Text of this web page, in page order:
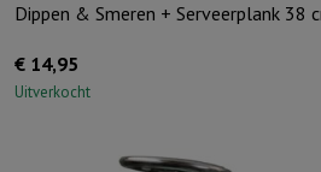
Dippen & Smeren + Serveerplank 38
€ 14,95
Uitverkocht